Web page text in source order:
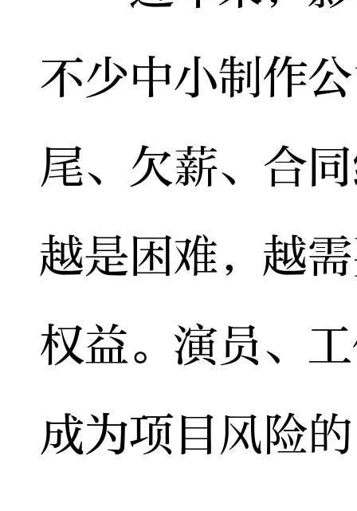
不少中小制作
尾、欠薪、合
越是困难，越
权益。演员、
成为项目风险